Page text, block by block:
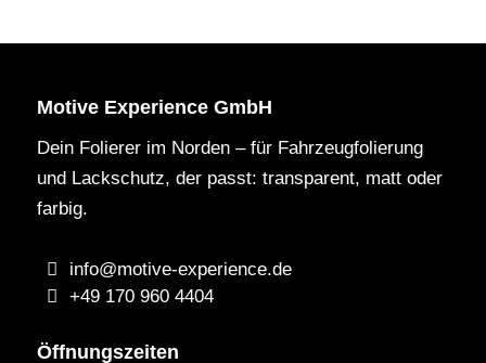
Motive Experience GmbH
Dein Folierer im Norden – für Fahrzeugfolierung
und Lackschutz, der passt: transparent, matt oder
farbig.
info@motive-experience.de
+49 170 960 4404
Öffnungszeiten